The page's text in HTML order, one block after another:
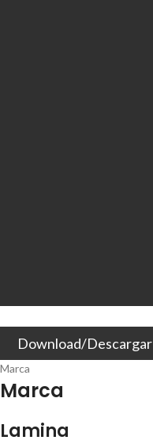
Download/Descargar
Marca
Marca
Lamina